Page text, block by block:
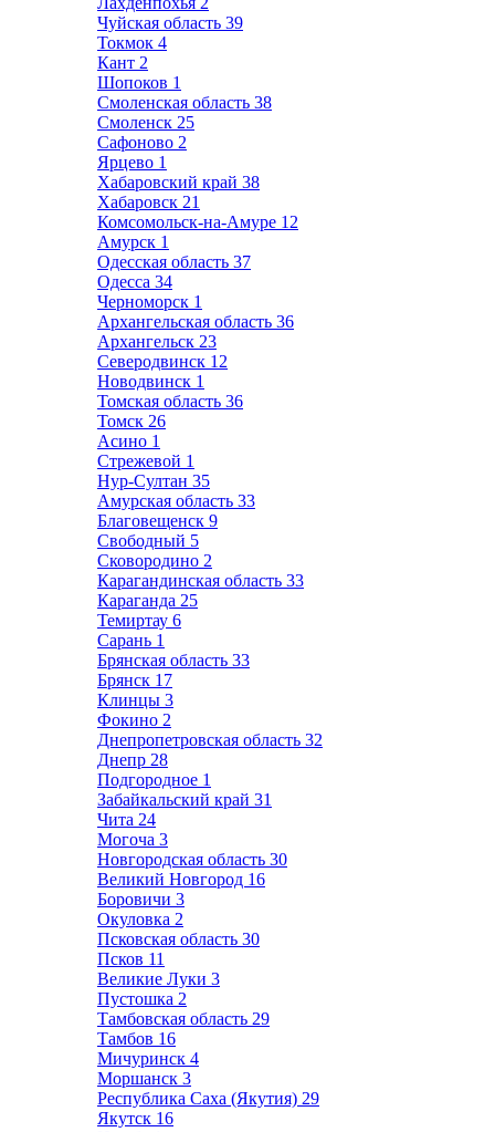
Чуйская область 39
Токмок 4
Кант 2
Шопоков 1
Смоленская область 38
Смоленск 25
Сафоново 2
Ярцево 1
Хабаровский край 38
Хабаровск 21
Комсомольск-на-Амуре 12
Амурск 1
Одесская область 37
Одесса 34
Черноморск 1
Архангельская область 36
Архангельск 23
Северодвинск 12
Новодвинск 1
Томская область 36
Томск 26
Асино 1
Стрежевой 1
Нур-Султан 35
Амурская область 33
Благовещенск 9
Свободный 5
Сковородино 2
Карагандинская область 33
Караганда 25
Темиртау 6
Сарань 1
Брянская область 33
Брянск 17
Клинцы 3
Фокино 2
Днепропетровская область 32
Днепр 28
Подгородное 1
Забайкальский край 31
Чита 24
Могоча 3
Новгородская область 30
Великий Новгород 16
Боровичи 3
Окуловка 2
Псковская область 30
Псков 11
Великие Луки 3
Пустошка 2
Тамбовская область 29
Тамбов 16
Мичуринск 4
Моршанск 3
Республика Саха (Якутия) 29
Якутск 16